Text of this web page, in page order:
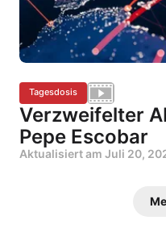
Tagesdosis
Verzweifelter
Pepe Escobar
Aktualisiert am Juli 20,